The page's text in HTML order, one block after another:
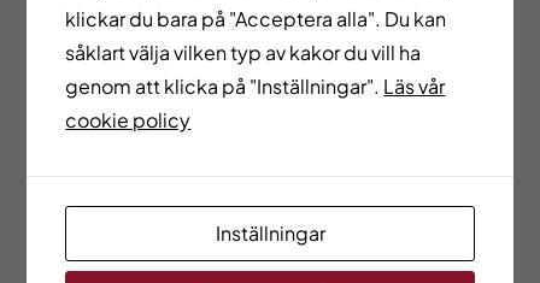
yrkesinformation
På Arbetsförmedlingens webbplats finns mer
klickar du bara på "Acceptera alla". Du kan
såklart välja vilken typ av kakor du vill ha
genom att klicka på "Inställningar". Läs vår
cookie policy
Inställningar